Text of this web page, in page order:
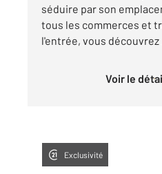
séduire par son
tous les commerces et
l'entrée, vous découvrez
Voir le
Exclusivité